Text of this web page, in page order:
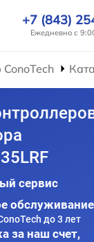
+7 (843)
Ежедневно с
сервис
обслуживание
до 3 лет
за наш счет,